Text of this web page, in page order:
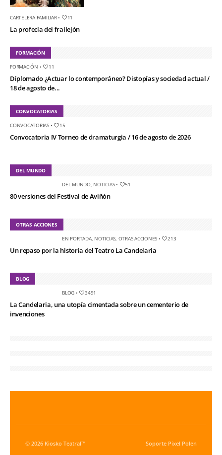
CARTELERA FAMILIAR• 11
La profecía del frailejón
FORMACIÓN
FORMACIÓN • 11
Diplomado ¿Actuar lo contemporáneo? Distopías y sociedad actual /
18 de agosto de...
CONVOCATORIAS
CONVOCATORIAS• 15
Convocatoria IV Torneo de dramaturgia / 16 de agosto de 2026
DEL MUNDO
DEL MUNDO, NOTICIAS• 51
80 versiones del Festival de Aviñón
OTRAS ACCIONES
EN PORTADA, NOTICIAS OTRAS ACCIONES • 213
Un repaso por la historia del Teatro La Candelaria
BLOG
BLOG • 3491
La Candelaria, una utopía cimentada sobre un cementerio de
invenciones
© 2026 Kiosko Teatral™ Soporte Pixel Polen